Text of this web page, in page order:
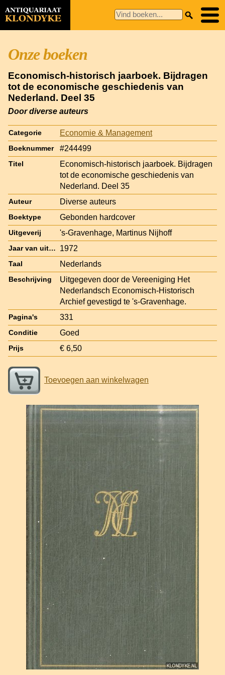
Onze boeken
Economisch-historisch jaarboek. Bijdragen
tot de economische geschiedenis van
Nederland. Deel 35
Door diverse auteurs
Categorie Economie & Management
Boeknummer #244499
Titel
Economisch-historisch jaarboek. Bijdragen
tot de economische geschiedenis van
Nederland. Deel 35
Auteur Diverse auteurs
Boektype Gebonden hardcover
Uitgeverij 's-Gravenhage, Martinus Nijhoff
Jaar van uitgave 1972
Taal Nederlands
Beschrijving
Uitgegeven door de Vereeniging Het
Nederlandsch Economisch-Historisch
Archief gevestigd te 's-Gravenhage.
Pagina's 331
Conditie Goed
Prijs € 6,50
Toevoegen aan winkelwagen